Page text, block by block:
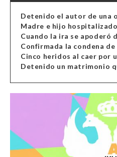
Cuando la ira se apoderó